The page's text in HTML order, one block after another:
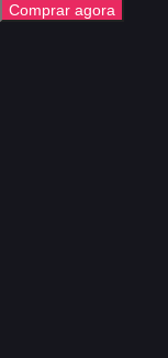
Comprar agora